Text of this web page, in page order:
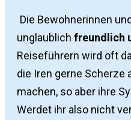
Die Bewohnerinnen
unglaublich freundlich
Reiseführern wird oft
die Iren gerne Scherze
machen, so aber ihre
Werdet ihr also nicht